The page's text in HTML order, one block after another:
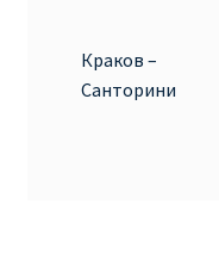
Краков –
Санторини